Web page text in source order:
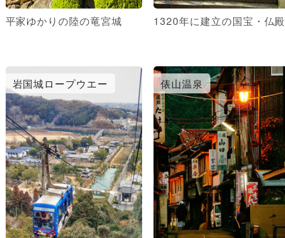
平家ゆかりの陸の竜宮城 1320年に建立の国宝・仏殿
岩国城ロープウエー 俵山温泉